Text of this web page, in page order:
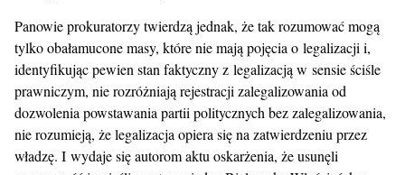
Panowie prokuratorzy twierdzą jednak, że tak rozumować mogą
tylko obałamucone masy, które nie mają pojęcia o legalizacji i,
identyfikując pewien stan faktyczny z legalizacją w sensie ściśle
prawniczym, nie rozróżniają rejestracji zalegalizowania od
dozwolenia powstawania partii politycznych bez zalegalizowania,
nie rozumieją, że legalizacja opiera się na zatwierdzeniu przez
władzę. I wydaje się autorom aktu oskarżenia, że usunęli